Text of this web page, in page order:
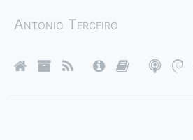
Antonio Terceiro